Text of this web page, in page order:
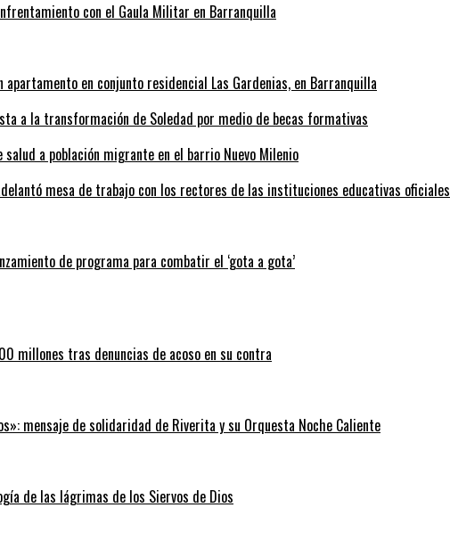
con el Gaula Militar en Barranquilla
en conjunto residencial Las Gardenias, en Barranquilla
a la transformación de Soledad por medio de becas formativas
a población migrante en el barrio Nuevo Milenio
mesa de trabajo con los rectores de las instituciones educativas oficiales
de programa para combatir el ‘gota a gota’
millones tras denuncias de acoso en su contra
mensaje de solidaridad de Riverita y su Orquesta Noche Caliente
de las lágrimas de los Siervos de Dios